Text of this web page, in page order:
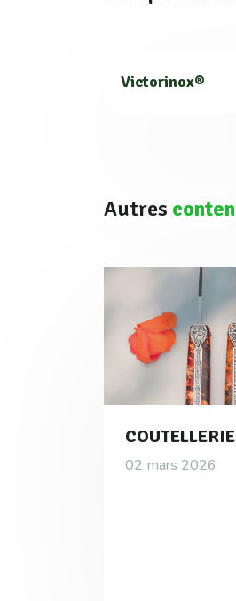
Victorinox®
Autres
02 mars 2026